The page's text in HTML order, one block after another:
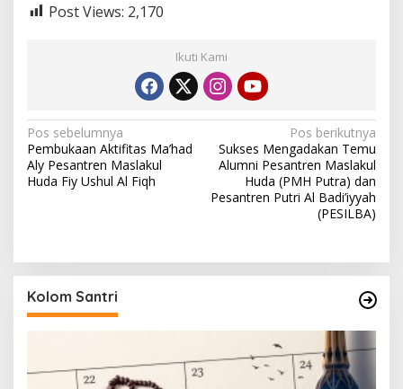
Post Views: 2,170
Ikuti Kami
N
a
v
a
s
i
o
Pos sebelumnya
Pembukaan Aktifitas Ma’had
Aly Pesantren Maslakul
Huda Fiy Ushul Al Fiqh
Pos berikutnya
Sukses Mengadakan Temu
Alumni Pesantren Maslakul
Huda (PMH Putra) dan
Pesantren Putri Al Badi’iyyah
(PESILBA)
Kolom Santri